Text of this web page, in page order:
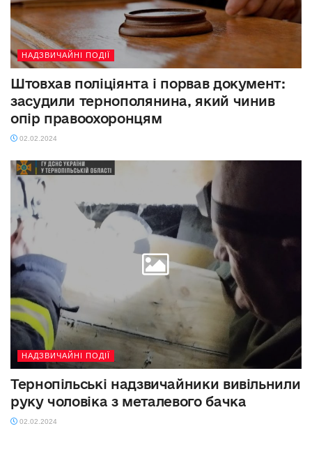
НАДЗВИЧАЙНІ ПОДІЇ
Штовхав поліціянта і порвав документ:
засудили тернополянина, який чинив
опір правоохоронцям
02.02.2024
НАДЗВИЧАЙНІ ПОДІЇ
Тернопільські надзвичайники вивільнили
руку чоловіка з металевого бачка
02.02.2024